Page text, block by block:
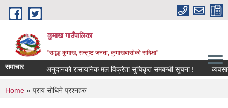
Skip to main content
कुमाख गाउँपालिका
"समृद्ध कुमाख, सन्तुष्ट जनता, कुमाखबासीको सदिक्षा"
समाचार अनुदानको रासायनिक मल विक्रेता सुचिकृत समबन्धी सूचना !
You are here
Home » प्राय सोधिने प्रश्नहरु